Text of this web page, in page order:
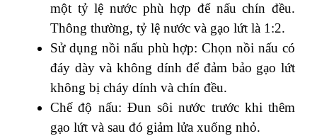
một tỷ lệ nước phù hợp để nấu chín đều.
Thông thường, tỷ lệ nước và gạo lứt là 1:2.
Sử dụng nồi nấu phù hợp: Chọn nồi nấu có
đáy dày và không dính để đảm bảo gạo lứt
không bị cháy dính và chín đều.
Chế độ nấu: Đun sôi nước trước khi thêm
gạo lứt và sau đó giảm lửa xuống nhỏ.